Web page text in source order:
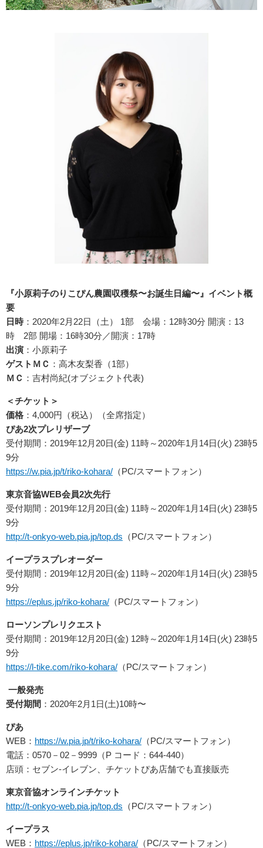
『小原莉子のりこぴん農園収穫祭〜お誕生日編〜』イベント概
要
日時：2020年2月22日（土） 1部 会場：12時30分 開演：13
時 2部 開場：16時30分／開演：17時
出演 ：小原莉子
ゲストＭＣ ：高木友梨香（1部）
ＭＣ ：吉村尚紀(オブジェクト代表)
＜チケット＞
価格 ：4,000円（税込）（全席指定）
ぴあ2次プレリザーブ
受付期間：2019年12月20日(金) 11時～2020年1月14日(火) 23時5
9分
https://w.pia.jp/t/riko-kohara/ （PC/スマートフォン）
東京音協WEB会員2次先行
受付期間：2019年12月20日(金) 11時～2020年1月14日(火) 23時5
9分
http://t-onkyo-web.pia.jp/top.ds （PC/スマートフォン）
イープラスプレオーダー
受付期間：2019年12月20日(金) 11時～2020年1月14日(火) 23時5
9分
https://eplus.jp/riko-kohara/ （PC/スマートフォン）
ローソンプレリクエスト
受付期間：2019年12月20日(金) 12時～2020年1月14日(火) 23時5
9分
https://l-tike.com/riko-kohara/ （PC/スマートフォン）
一般発売
受付期間 ：2020年2月1日(土)10時〜
ぴあ
WEB： https://w.pia.jp/t/riko-kohara/ （PC/スマートフォン）
電話：0570－02－9999（P コード：644-440）
店頭：セブン-イレブン、チケットぴあ店舗でも直接販売
東京音協オンラインチケット
http://t-onkyo-web.pia.jp/top.ds （PC/スマートフォン）
イープラス
WEB： https://eplus.jp/riko-kohara/ （PC/スマートフォン）